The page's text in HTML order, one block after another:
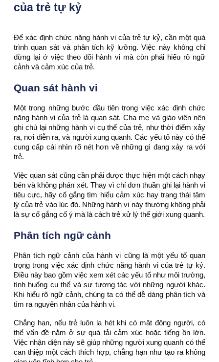
của trẻ tự kỷ
Để xác định chức năng hành vi của trẻ tự kỷ, cần một quá
trình quan sát và phân tích kỹ lưỡng. Việc này không chỉ
dừng lại ở việc theo dõi hành vi mà còn phải hiểu rõ ngữ
cảnh và cảm xúc của trẻ.
Quan sát hành vi
Một trong những bước đầu tiên trong việc xác định chức
năng hành vi của trẻ là quan sát. Cha mẹ và giáo viên nên
ghi chú lại những hành vi cụ thể của trẻ, như thời điểm xảy
ra, nơi diễn ra, và người xung quanh. Các yếu tố này có thể
cung cấp cái nhìn rõ nét hơn về những gì đang xảy ra với
trẻ.
Việc quan sát cũng cần phải được thực hiện một cách nhạy
bén và không phán xét. Thay vì chỉ đơn thuần ghi lại hành vi
tiêu cực, hãy cố gắng tìm hiểu cảm xúc hay trạng thái tâm
lý của trẻ vào lúc đó. Những hành vi này thường không phải
là sự cố gắng cố ý mà là cách trẻ xử lý thế giới xung quanh.
Phân tích ngữ cảnh
Phân tích ngữ cảnh của hành vi cũng là một yếu tố quan
trọng trong việc xác định chức năng hành vi của trẻ tự kỷ.
Điều này bao gồm việc xem xét các yếu tố như môi trường,
tình huống cụ thể và sự tương tác với những người khác.
Khi hiểu rõ ngữ cảnh, chúng ta có thể dễ dàng phân tích và
tìm ra nguyên nhân của hành vi.
Chẳng hạn, nếu trẻ luôn la hét khi có mặt đông người, có
thể vấn đề nằm ở sự quá tải cảm xúc hoặc tiếng ồn lớn.
Việc nhận diện này sẽ giúp những người xung quanh có thể
can thiệp một cách thích hợp, chẳng hạn như tạo ra không